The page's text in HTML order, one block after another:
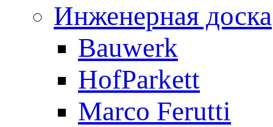
Инженерная доска
Bauwerk
HofParkett
Marco Ferutti